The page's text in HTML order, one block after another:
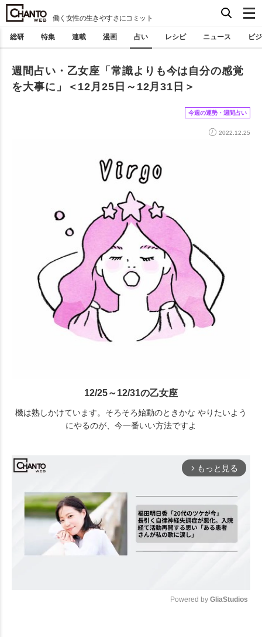
働く女性の生きやすさにコミット
総研 特集 連載 漫画 占い レシピ ニュース ビ
週間占い・乙女座「常識よりも今は自分の感覚
を大事に」＜12月25日～12月31日＞
今週の運勢・週間占い
2022.12.25
12/25～12/31の乙女座
機は熟しかけています。そろそろ始動のときかな やりたいよう
にやるのが、今一番いい方法ですよ
arrow_forward_ios もっと見る
Powered by GliaStudios